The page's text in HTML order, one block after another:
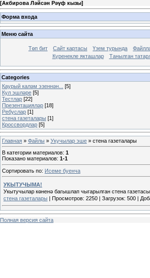
[Акбирова Ләйсән Рәүф кызы]
Форма входа
Меню сайта
Төп бит Сайт картасы Үзем турында
Күренекле якташлар
Танылган
Categories
Каурый каләм эзеннән...
[5]
Кул эшләре [5]
Тестлар [22]
Презентацияләр [18]
Ребуслар [1]
стена газеталары [1]
Кроссвордлар [5]
Главная » Файлы » Укучылар эше » стена газеталары
В категории материалов: 1
Показано материалов: 1-1
Сортировать по: Исеме буенча
УКЫТУЧЫМА!
Укытучылар көненә багышлап чыгарылган стена
стена газеталары | Просмотров: 2250 | Загрузок: 500 |
Полная версия сайта